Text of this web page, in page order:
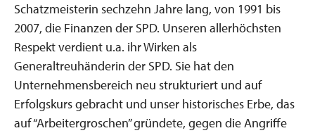
Schatzmeisterin sechzehn Jahre lang, von 1991 bis
2007, die Finanzen der SPD. Unseren allerhöchsten
Respekt verdient u.a. ihr Wirken als
Generaltreuhänderin der SPD. Sie hat den
Unternehmensbereich neu strukturiert und auf
Erfolgskurs gebracht und unser historisches Erbe, das
auf “Arbeitergroschen” gründete, gegen die Angriffe